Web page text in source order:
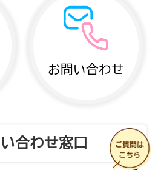
お問い合わせ
合わせ窓口